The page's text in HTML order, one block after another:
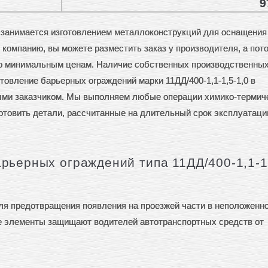
изготовлением металлоконструкций для оснащения
вы можете разместить заказ у производителя, а
минимальным ценам. Наличие собственных
барьерных ограждений марки 11ДД/400-1,1-1,5-1,0 в
заказчиком. Мы выполняем любые операции химико-
детали, рассчитанные на длительный срок
ограждений типа 11ДД/400-1,1-
предотвращения появления на проезжей части в
защищают водителей автотранспортных средств от